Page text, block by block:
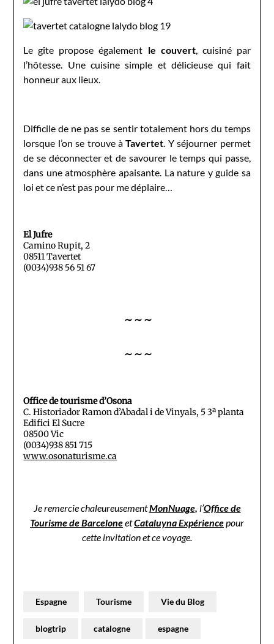
Le gîte propose également le couvert, cuisiné par
l’hôtesse. Une cuisine simple et délicieuse qui fait
honneur aux lieux.
Difficile de ne pas se sentir totalement hors du temps
lorsque l’on se trouve àTavertet. Y séjourner permet
de se déconnecter et de savourer le temps qui passe,
dans une atmosphère apaisante. La nature y guide sa
loi et ce n’est pas pour me déplaire…
El Jufre
Camino Rupit, 2
08511 Tavertet
(0034)938 56 51 67
∼ ∼ ∼
∼ ∼ ∼
Office de tourisme d’Osona
C. Historiador Ramon d’Abadal i de Vinyals, 5 3ª planta
Edifici El Sucre
08500 Vic
(0034)938 851 715
www.osonaturisme.ca
Je remercie chaleureusementMonNuage, l’Office de
Tourisme de BarceloneetCataluyna Expériencepour
cette invitation et ce voyage.
Espagne Tourisme Vie du Blog
blogtrip catalogne espagne